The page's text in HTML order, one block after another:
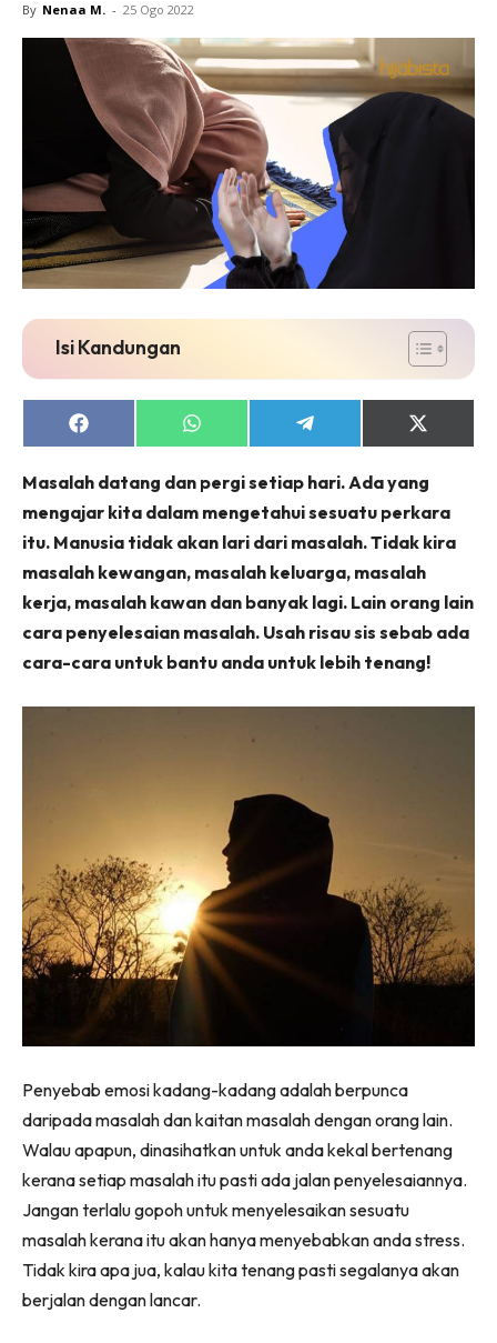
By Nenaa M. - 25 Ogo 2022
Isi Kandungan
Share
on
Share
on
Share
on
Share
on
(Twitter)
Masalah datang dan pergi setiap hari. Ada yang
mengajar kita dalam mengetahui sesuatu perkara
itu. Manusia tidak akan lari dari masalah. Tidak kira
masalah kewangan, masalah keluarga, masalah
kerja, masalah kawan dan banyak lagi. Lain orang lain
cara penyelesaian masalah. Usah risau sis sebab ada
cara-cara untuk bantu anda untuk lebih tenang!
Penyebab emosi kadang-kadang adalah berpunca
daripada masalah dan kaitan masalah dengan orang lain.
Walau apapun, dinasihatkan untuk anda kekal bertenang
kerana setiap masalah itu pasti ada jalan penyelesaiannya.
Jangan terlalu gopoh untuk menyelesaikan sesuatu
masalah kerana itu akan hanya menyebabkan anda stress.
Tidak kira apa jua, kalau kita tenang pasti segalanya akan
berjalan dengan lancar.